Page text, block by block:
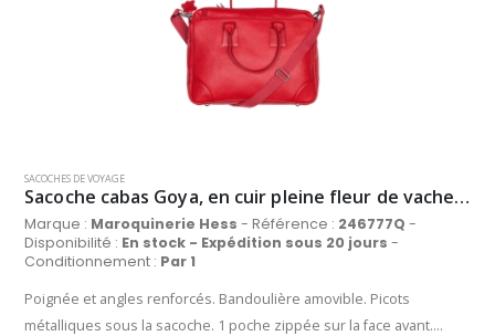
SACOCHES DE VOYAGE
Sacoche cabas Goya, en cuir pleine fleur de vachette grainé, coloris rouge
Marque : Maroquinerie Hess - Référence : 246777Q -
Disponibilité : En stock - Expédition sous 20 jours -
Conditionnement : Par 1
Poignée et angles renforcés. Bandoulière amovible. Picots
métalliques sous la sacoche. 1 poche zippée sur la face avant.